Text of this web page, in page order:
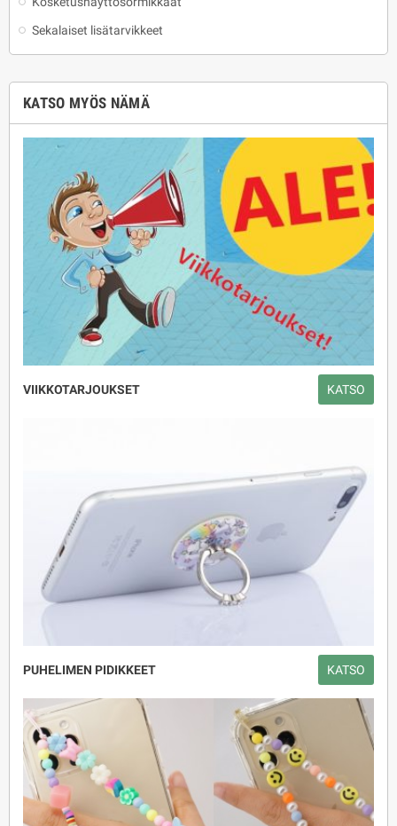
Sekalaiset lisätarvikkeet
KATSO MYÖS NÄMÄ
VIIKKOTARJOUKSET KATSO
PUHELIMEN PIDIKKEET KATSO